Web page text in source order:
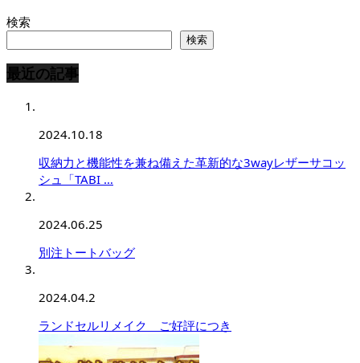
検索
検索
最近の記事
2024.10.18
収納力と機能性を兼ね備えた革新的な3wayレザーサコッ
シュ「TABI …
2024.06.25
別注トートバッグ
2024.04.2
ランドセルリメイク ご好評につき